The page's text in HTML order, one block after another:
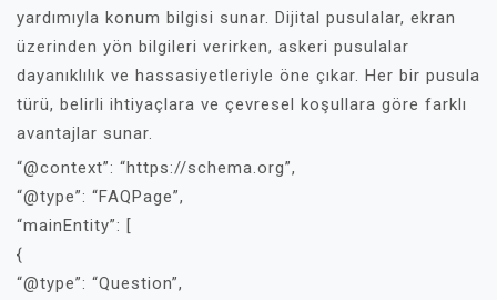
yardımıyla konum bilgisi sunar. Dijital pusulalar, ekran
üzerinden yön bilgileri verirken, askeri pusulalar
dayanıklılık ve hassasiyetleriyle öne çıkar. Her bir pusula
türü, belirli ihtiyaçlara ve çevresel koşullara göre farklı
avantajlar sunar.
“@context”: “https://schema.org”,
“@type”: “FAQPage”,
“mainEntity”: [
{
“@type”: “Question”,